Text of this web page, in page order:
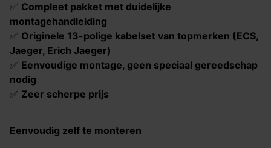
✅ Compleet pakket met duidelijke
montagehandleiding
✅ Originele 13-polige kabelset van topmerken (ECS,
Jaeger, Erich Jaeger)
✅ Eenvoudige montage, geen speciaal gereedschap
nodig
✅ Zeer scherpe prijs
Eenvoudig zelf te monteren